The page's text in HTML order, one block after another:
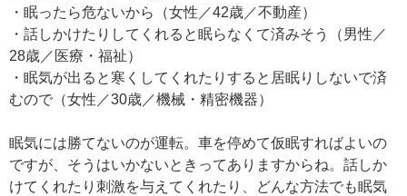
・眠ったら危ないから（女性／42歳／不動産）
・話しかけたりしてくれると眠らなくて済みそう（男性／
28歳／医療・福祉）
・眠気が出ると寒くしてくれたりすると居眠りしないで済
むので（女性／30歳／機械・精密機器）
眠気には勝てないのが運転。車を停めて仮眠すればよいの
ですが、そうはいかないときってありますからね。話しか
けてくれたり刺激を与えてくれたり、どんな方法でも眠気